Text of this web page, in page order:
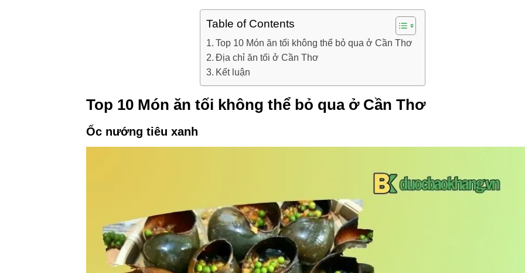
Table of Contents
Top 10 Món ăn tối không thể bỏ qua ở Cần Thơ
Địa chỉ ăn tối ở Cần Thơ
Kết luận
Top 10 Món ăn tối không thể bỏ qua ở Cần Thơ
Ốc nướng tiêu xanh